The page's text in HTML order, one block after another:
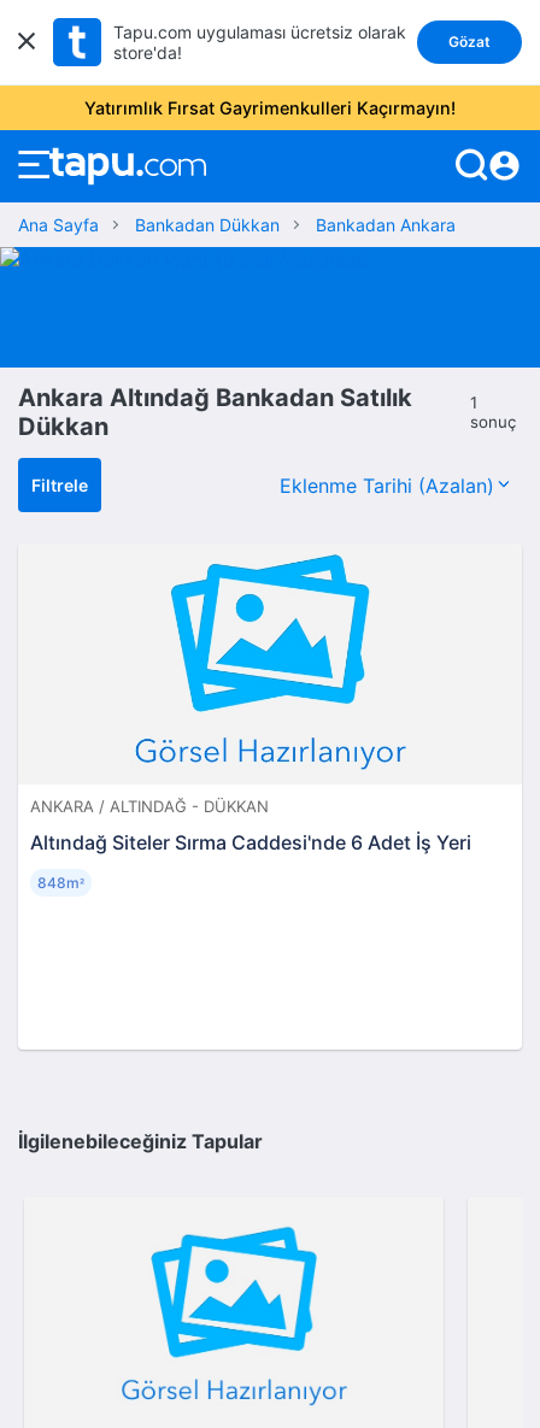
Tapu.com uygulaması ücretsiz olarak
store'da!
Gözat
Yatırımlık Fırsat Gayrimenkulleri Kaçırmayın!
account_circle
Ana Sayfa Bankadan Dükkan Bankadan Ankara
Ankara Altındağ Bankadan Satılık
Dükkan
1
sonuç
Filtrele
ANKARA / ALTINDAĞ - DÜKKAN
Altındağ Siteler Sırma Caddesi'nde 6 Adet İş Yeri
848m²
İlgilenebileceğiniz Tapular